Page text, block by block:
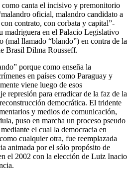
como canta el incisivo y premonitorio
oficial, malandro candidato a
contrato, con corbata y capital”-
madriguera en el Palacio Legislativo
(mal llamado “blando”) en contra de la
Brasil Dilma Rousseff.
porque como enseña la
en países como Paraguay y
viene luego de esos
represión para erradicar de la faz de la
democrática. El tridente
y medios de comunicación,
puso en marcha un proceso pseudo
el cual la democracia en
cualquier otra, fue reemplazada
animada por el sólo propósito de
el 2002 con la elección de Luiz Inacio